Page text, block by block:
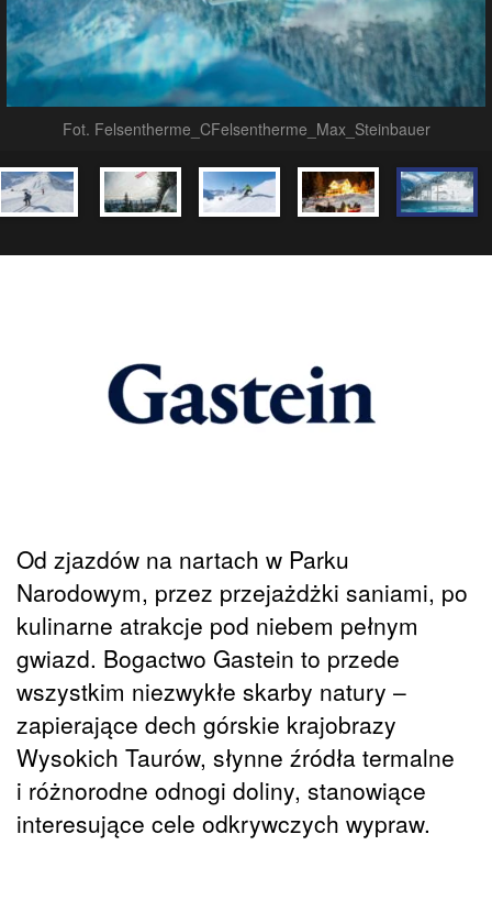
Fot. Felsentherme_CFelsentherme_Max_Steinbauer
Od zjazdów na nartach w Parku
Narodowym, przez przejażdżki saniami, po
kulinarne atrakcje pod niebem pełnym
gwiazd. Bogactwo Gastein to przede
wszystkim niezwykłe skarby natury –
zapierające dech górskie krajobrazy
Wysokich Taurów, słynne źródła termalne
i różnorodne odnogi doliny, stanowiące
interesujące cele odkrywczych wypraw.